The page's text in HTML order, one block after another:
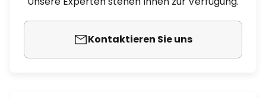
Kontaktieren Sie uns